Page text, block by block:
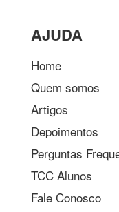
AJUDA
Home
Quem somos
Artigos
Depoimentos
Perguntas
TCC Alunos
Fale Conosco